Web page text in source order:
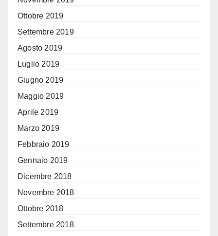
Ottobre 2019
Settembre 2019
Agosto 2019
Luglio 2019
Giugno 2019
Maggio 2019
Aprile 2019
Marzo 2019
Febbraio 2019
Gennaio 2019
Dicembre 2018
Novembre 2018
Ottobre 2018
Settembre 2018